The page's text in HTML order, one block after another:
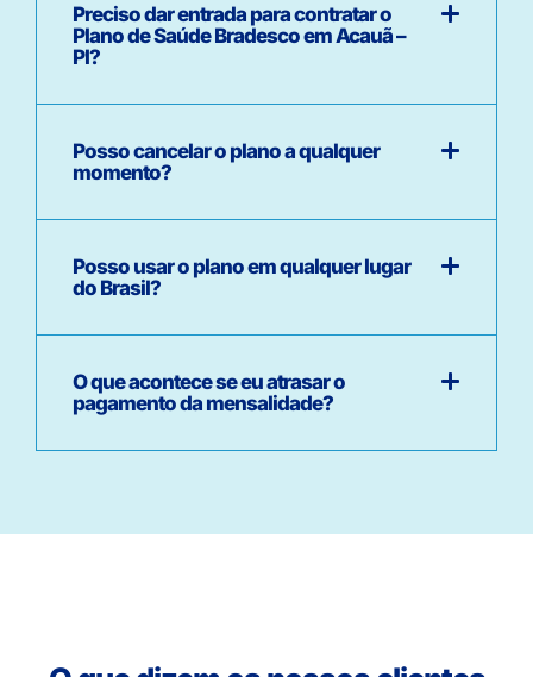
Preciso dar entrada para contratar o
Plano de Saúde Bradesco em Acauã –
PI?
Posso cancelar o plano a qualquer
momento?
Posso usar o plano em qualquer lugar
do Brasil?
O que acontece se eu atrasar o
pagamento da mensalidade?